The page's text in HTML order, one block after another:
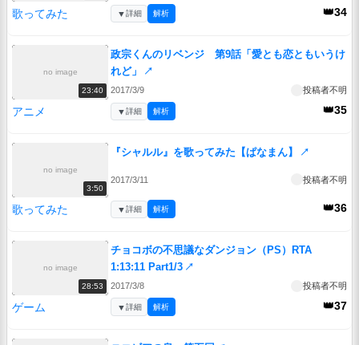
歌ってみた 👑34
▼詳細 解析
no image
23:40
政宗くんのリベンジ 第9話「愛とも恋ともいうけ
れど」
↗
2017/3/9 投稿者不明
アニメ 👑35
▼詳細 解析
no image
3:50
『シャルル』を歌ってみた【ぱなまん】 ↗
2017/3/11 投稿者不明
歌ってみた 👑36
▼詳細 解析
no image
28:53
チョコボの不思議なダンジョン（PS）RTA
1:13:11 Part1/3 ↗
2017/3/8 投稿者不明
ゲーム 👑37
▼詳細 解析